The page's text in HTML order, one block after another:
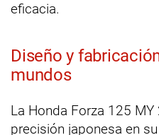
eficacia.
Diseño y
mundos
La Honda Forza 125
precisión japonesa en